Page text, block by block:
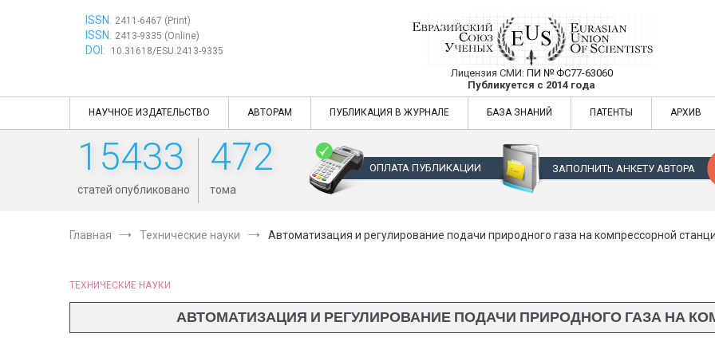
ISSN: 2411-6467 (Print)
ISSN: 2413-9335 (Online)
DOI: 10.31618/ESU.2413-9335
Евразийский Союз Ученых —
Лицензия СМИ: ПИ № ФС77-63060
Публикуется с 2014 года
Евразийский Союз Ученых — публикация научных статей в
НАУЧНОЕ ИЗДАТЕЛЬСТВО АВТОРАМ ПУБЛИКАЦИЯ В ЖУРНАЛЕ БАЗА ЗНАНИЙ ПАТЕНТЫ АРХИВ
15433
статей опубликовано
472
тома
ОПЛАТА ПУБЛИКАЦИИ ЗАПОЛНИТЬ АНКЕТУ АВТОРА
Главная Технические науки Автоматизация и регулирование подачи природного газа на компрессорной
ТЕХНИЧЕСКИЕ НАУКИ
АВТОМАТИЗАЦИЯ И РЕГУЛИРОВАНИЕ ПОДАЧИ ПРИРОДНОГО ГАЗА НА